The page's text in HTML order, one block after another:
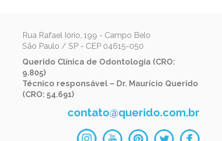
Rua Rafael Iório, 199 - Campo Belo
São Paulo / SP - CEP 04615-050
Querido Clínica de Odontologia (CRO:
9.805)
Técnico responsável – Dr. Maurício Querido
(CRO: 54.691)
contato@querido.com.br